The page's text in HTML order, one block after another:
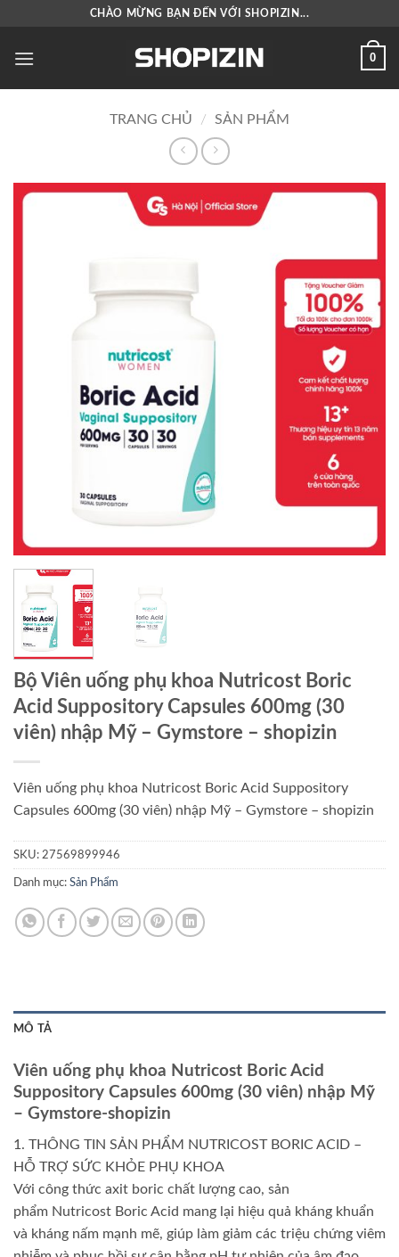
nội
CHÀO MỪNG BẠN ĐẾN VỚI SHOPIZIN...
0
TRANG CHỦ / SẢN PHẨM
Bộ Viên uống phụ khoa Nutricost Boric
Acid Suppository Capsules 600mg (30
viên) nhập Mỹ – Gymstore – shopizin
Viên uống phụ khoa Nutricost Boric Acid Suppository
Capsules 600mg (30 viên) nhập Mỹ – Gymstore – shopizin
SKU: 27569899946
Danh mục: Sản Phẩm
MÔ TẢ
Viên uống phụ khoa Nutricost Boric Acid
Suppository Capsules 600mg (30 viên) nhập Mỹ
– Gymstore-shopizin
1. THÔNG TIN SẢN PHẨM NUTRICOST BORIC ACID –
HỖ TRỢ SỨC KHỎE PHỤ KHOA
Với công thức axit boric chất lượng cao, sản
phẩm Nutricost Boric Acid mang lại hiệu quả kháng khuẩn
và kháng nấm mạnh mẽ, giúp làm giảm các triệu chứng viêm